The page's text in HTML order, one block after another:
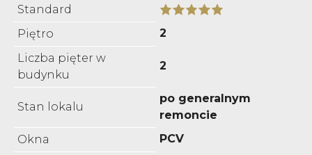
Standard
Piętro
2
Liczba pięter w
budynku
2
Stan lokalu
po generalnym
remoncie
Okna
PCV